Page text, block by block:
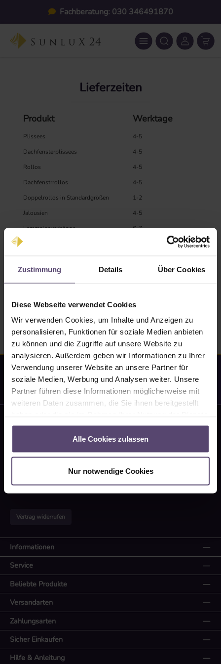
Zustimmung Details Über Cookies
Diese Webseite verwendet Cookies
Wir verwenden Cookies, um Inhalte und Anzeigen zu
personalisieren, Funktionen für soziale Medien anbieten
zu können und die Zugriffe auf unsere Website zu
analysieren. Außerdem geben wir Informationen zu Ihrer
Verwendung unserer Website an unsere Partner für
soziale Medien, Werbung und Analysen weiter. Unsere
Partner führen diese Informationen möglicherweise mit
weiteren Daten zusammen, die Sie ihnen bereitgestellt
gesammelt haben.
Alle Cookies zulassen
Nur notwendige Cookies
Zum Hauptinhalt springenFachberatung: 030 346491870
Lieferzeiten
Produkt Werktage
Plissees
4-5
Dachfensterplissees
4-5
Rollos
4-5
Dachfenstrrollos
4-5
Doppelrollos in Standardgrößen
1-2
Jalousien
4-5
Lammelenvorhänge
6-7
Aussenrollo Screen
Fliegengitter
3-4
Fachberatung: 030 346491870
Unterstützung und Beratung unter:
030 346491870
E-mail:info@sunlux24.de
Montag-Freitag: 09:00 - 16:00 Uhr
Oder über unserKontaktformular.
Vertrag widerrufen
Informationen
Service
Beliebte Produkte
Zahlungsarten
Versandarten
Sicher Einkaufen
Hilfe & Anleitung